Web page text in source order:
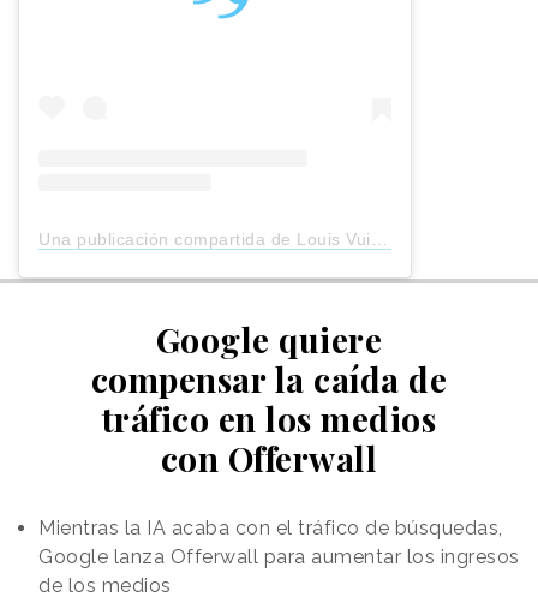
Una publicación compartida de Louis Vuitton (@louisvuitton)
Google quiere
compensar la caída de
tráfico en los medios
con Offerwall
Mientras la IA acaba con el tráfico de búsquedas,
Google lanza Offerwall para aumentar los ingresos
de los medios